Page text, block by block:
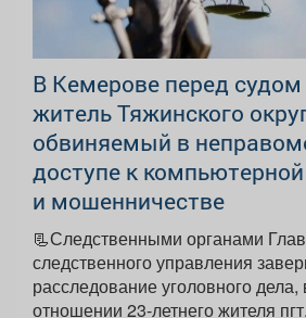
В Кемерове перед судом
житель Тяжинского
обвиняемый в
доступе к
и мошенничестве
📃Следственными органами
следственного управления
расследование уголовного
отношении 23-летнего жителя